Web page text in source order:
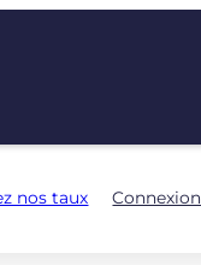
nos taux Connexion